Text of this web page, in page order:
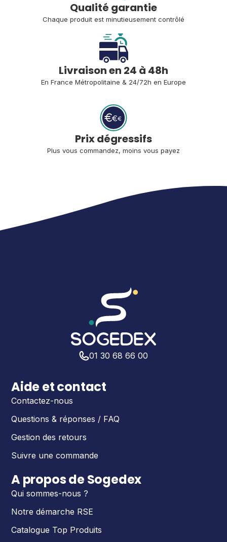
Qualité garantie
Chaque produit est minutieusement contrôlé
Livraison en 24 à 48h
En France Métropolitaine & 24/72h en Europe
Prix dégressifs
Plus vous commandez, moins vous payez
01 30 68 66 00
Aide et contact
Contactez-nous
Questions & réponses / FAQ
Gestion des retours
Suivre une commande
A propos de Sogedex
Qui sommes-nous ?
Notre démarche RSE
Catalogue Top Produits